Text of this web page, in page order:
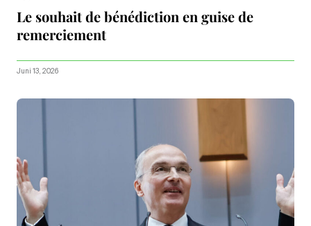
Le souhait de bénédiction en guise de
remerciement
Juni 13, 2026